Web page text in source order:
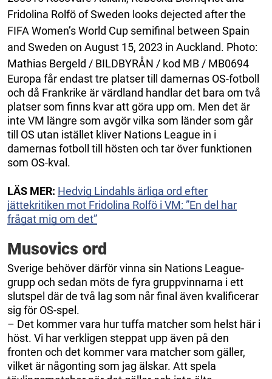
Fridolina Rolfö of Sweden looks dejected after the
FIFA Women’s World Cup semifinal between Spain
and Sweden on August 15, 2023 in Auckland. Photo:
Mathias Bergeld / BILDBYRÅN / kod MB / MB0694
Europa får endast tre platser till damernas OS-fotboll
och då Frankrike är värdland handlar det bara om två
platser som finns kvar att göra upp om. Men det är
inte VM längre som avgör vilka som länder som går
till OS utan istället kliver Nations League in i
damernas fotboll till hösten och tar över funktionen
som OS-kval.
LÄS MER: Hedvig Lindahls ärliga ord efter
jättekritiken mot Fridolina Rolfö i VM: ”En del har
frågat mig om det”
Musovics ord
Sverige behöver därför vinna sin Nations League-
grupp och sedan möts de fyra gruppvinnarna i ett
slutspel där de två lag som når final även kvalificerar
sig för OS-spel.
– Det kommer vara hur tuffa matcher som helst här i
höst. Vi har verkligen steppat upp även på den
fronten och det kommer vara matcher som gäller,
vilket är någonting som jag älskar. Att spela